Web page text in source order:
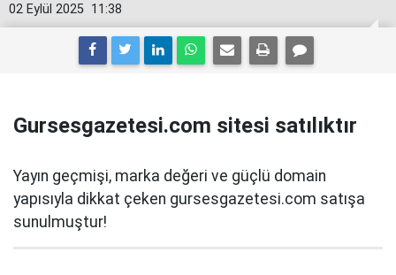
11:38
02 Eylül 2025
Gursesgazetesi.com sitesi satılıktır
Yayın geçmişi, marka değeri ve güçlü domain
yapısıyla dikkat çeken gursesgazetesi.com satışa
sunulmuştur!